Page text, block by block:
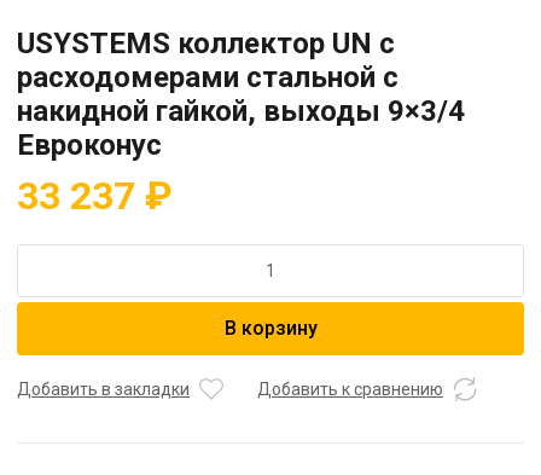
USYSTEMS коллектор UN с
расходомерами стальной с
накидной гайкой, выходы 9×3/4
Евроконус
33 237 ₽
USYSTEMS
с
В корзину
Добавить в закладки Добавить к сравнению